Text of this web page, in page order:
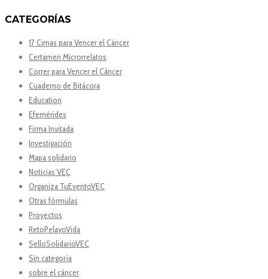
CATEGORÍAS
17 Cimas para Vencer el Cáncer
Certamen Microrrelatos
Correr para Vencer el Cáncer
Cuaderno de Bitácora
Education
Efemérides
Firma Invitada
Investigación
Mapa solidario
Noticias VEC
Organiza TuEventoVEC
Otras fórmulas
Proyectos
RetoPelayoVida
SelloSolidarioVEC
Sin categoría
sobre el cáncer